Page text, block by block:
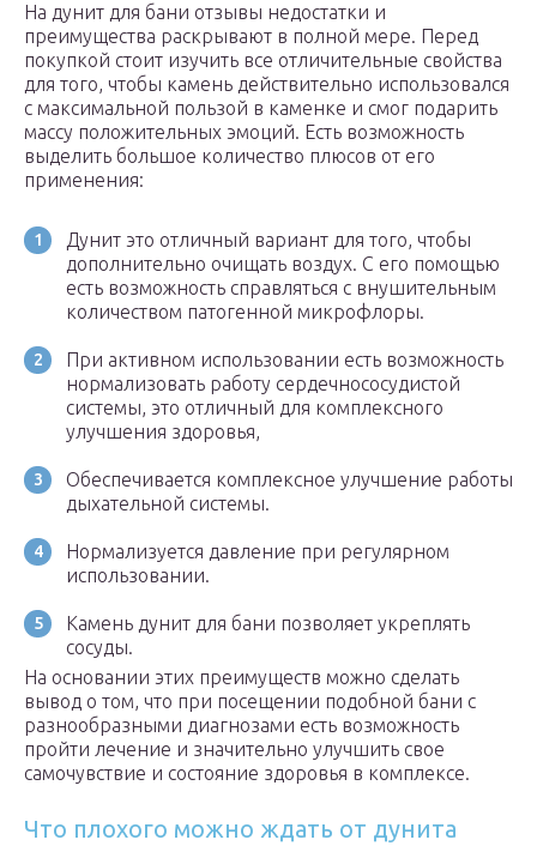
На дунит для бани отзывы недостатки и
преимущества раскрывают в полной мере. Перед
покупкой стоит изучить все отличительные свойства
для того, чтобы камень действительно использовался
с максимальной пользой в каменке и смог подарить
массу положительных эмоций. Есть возможность
выделить большое количество плюсов от его
применения:
Дунит это отличный вариант для того, чтобы
дополнительно очищать воздух. С его помощью
есть возможность справляться с внушительным
количеством патогенной микрофлоры.
При активном использовании есть возможность
нормализовать работу сердечнососудистой
системы, это отличный для комплексного
улучшения здоровья,
Обеспечивается комплексное улучшение работы
дыхательной системы.
Нормализуется давление при регулярном
использовании.
Камень дунит для бани позволяет укреплять
сосуды.
На основании этих преимуществ можно сделать
вывод о том, что при посещении подобной бани с
разнообразными диагнозами есть возможность
пройти лечение и значительно улучшить свое
самочувствие и состояние здоровья в комплексе.
Что плохого можно ждать от дунита